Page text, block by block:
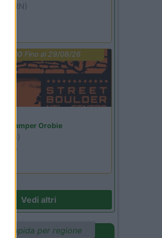
(RN)
PROMO Fino al 29/08/26
Camper Orobie
(BG)
Vedi altri
rapida per regione